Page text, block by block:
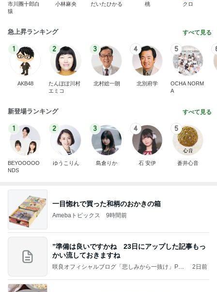
市川團十郎白
猿
小林麻央 だいたひかる 桃 クロ
急上昇ランキング すべて見る
1
AKB48
2
たんぽぽ川村
エミコ
3
北村総一朗
4
北別府学
5
OCHA NORM
A
新登場ランキング すべて見る
1
BEYOOOOO
NDS
2
ゆうこりん
3
島倉りか
4
石 安伊
5
蒼井心音
一目惚れで買った和柄のおかきの箱
Amebaトピックス 9時間前
”準備は良いですかね 23日にアップした記事もっ
かい流しておきますね
咲良オフィシャルブログ「悲しみから一抜け」Pow
2日前